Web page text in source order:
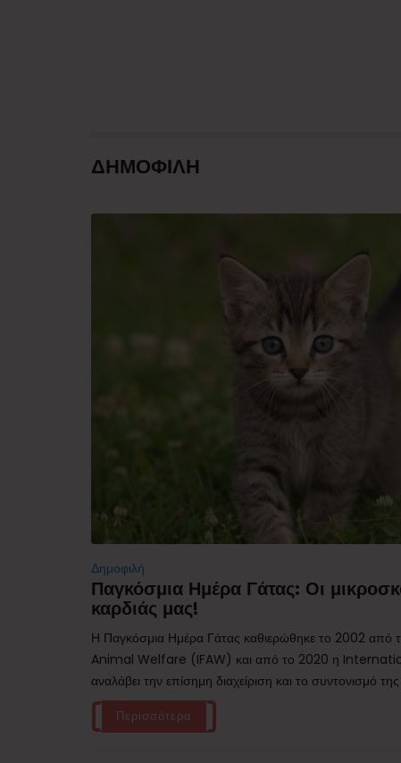
ΔΗΜΟΦΙΛΗ
Δημοφιλή
Παγκόσμια Ημέρα Γάτας: Οι
καρδιάς μας!
Η Παγκόσμια Ημέρα Γάτας καθιερώθηκε το 2002
Animal Welfare (IFAW) και από το 2020 η
αναλάβει την επίσημη διαχείριση και το συντονισμό
Περισσότερα